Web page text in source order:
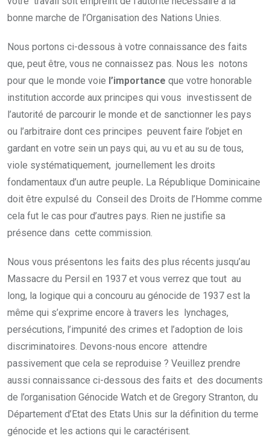
bonne marche de l’Organisation des Nations Unies.
Nous portons ci-dessous à votre connaissance des faits
que, peut être, vous ne connaissez pas. Nous les notons
pour que le monde voie l’importance que votre honorable
institution accorde aux principes qui vous investissent de
l’autorité de parcourir le monde et de sanctionner les pays
ou l’arbitraire dont ces principes peuvent faire l’objet en
gardant en votre sein un pays qui, au vu et au su de tous,
viole systématiquement, journellement les droits
fondamentaux d’un autre peuple. La République Dominicaine
doit être expulsé du Conseil des Droits de l’Homme comme
cela fut le cas pour d’autres pays. Rien ne justifie sa
présence dans cette commission.
Nous vous présentons les faits des plus récents jusqu’au
Massacre du Persil en 1937 et vous verrez que tout au
long, la logique qui a concouru au génocide de 1937 est la
même qui s’exprime encore à travers les lynchages,
persécutions, l’impunité des crimes et l’adoption de lois
discriminatoires. Devons-nous encore attendre
passivement que cela se reproduise ? Veuillez prendre
aussi connaissance ci-dessous des faits et des documents
de l’organisation Génocide Watch et de Gregory Stranton, du
Département d’Etat des Etats Unis sur la définition du terme
génocide et les actions qui le caractérisent.